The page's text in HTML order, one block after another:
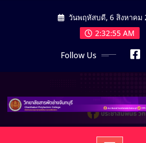
วันพฤหัสบดี, 6 สิงหาคม
2:32:57 AM
Follow Us